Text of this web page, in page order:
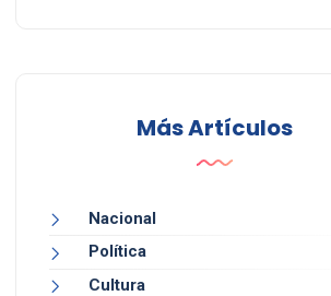
Más Artículos
Nacional
Política
Cultura